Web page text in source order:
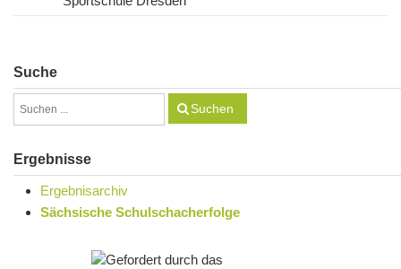
Suche
Suchen
Ergebnisse
Ergebnisarchiv
Sächsische Schulschacherfolge